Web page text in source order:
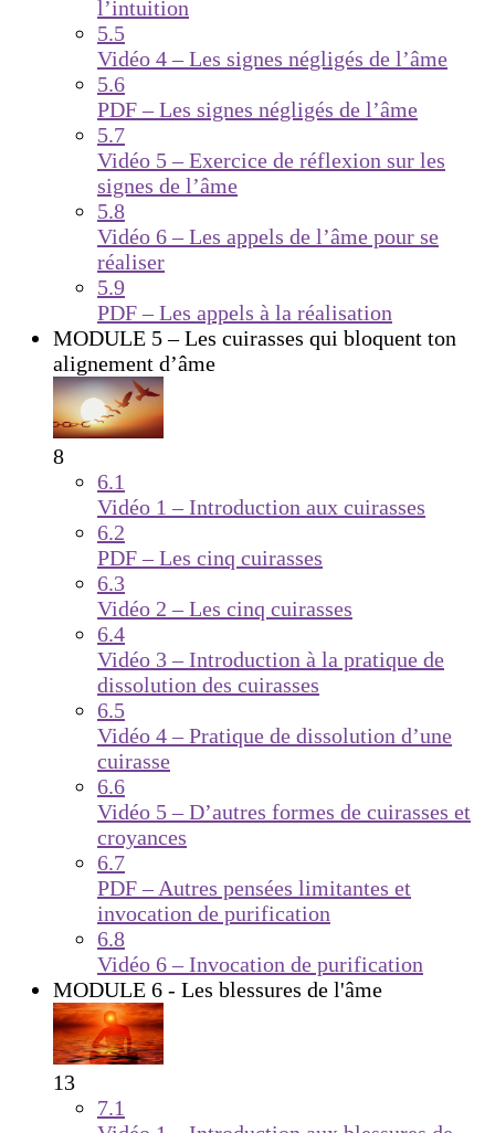
l’intuition
5.5
Vidéo 4 – Les signes négligés de l’âme
5.6
PDF – Les signes négligés de l’âme
5.7
Vidéo 5 – Exercice de réflexion sur les
signes de l’âme
5.8
Vidéo 6 – Les appels de l’âme pour se
réaliser
5.9
PDF – Les appels à la réalisation
MODULE 5 – Les cuirasses qui bloquent ton
alignement d’âme
8
6.1
Vidéo 1 – Introduction aux cuirasses
6.2
PDF – Les cinq cuirasses
6.3
Vidéo 2 – Les cinq cuirasses
6.4
Vidéo 3 – Introduction à la pratique de
dissolution des cuirasses
6.5
Vidéo 4 – Pratique de dissolution d’une
cuirasse
6.6
Vidéo 5 – D’autres formes de cuirasses et
croyances
6.7
PDF – Autres pensées limitantes et
invocation de purification
6.8
Vidéo 6 – Invocation de purification
MODULE 6 - Les blessures de l'âme
13
7.1